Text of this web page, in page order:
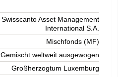
Swisscanto Asset Management
International S.A.
Mischfonds (MF)
Gemischt weltweit ausgewogen
Großherzogtum Luxemburg